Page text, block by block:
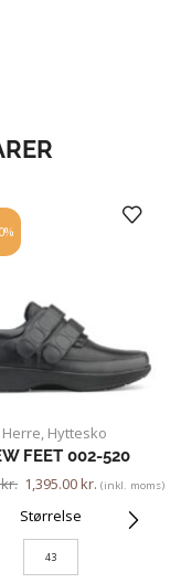
Herre Hyttesko
FEET 002-520
kr. 1,395.00kr. (inkl. moms)
Størrelse
43